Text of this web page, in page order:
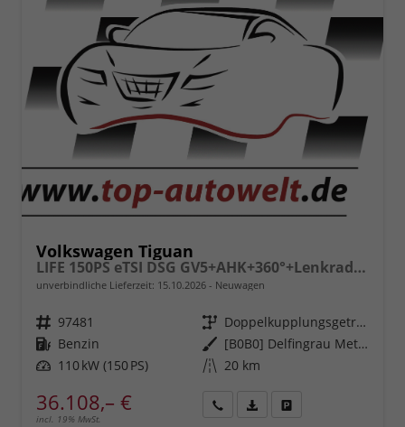
Volkswagen Tiguan
LIFE 150PS eTSI DSG GV5+AHK+360°+Lenkradheiz+IQ.Drive+ACC+App+eHeck+LED
unverbindliche Lieferzeit: 15.10.2026 Neuwagen
Fahrzeugnr. 97481 Getriebe
Doppelkupplungsgetriebe (DSG)
Kraftstoff Benzin Außenfarbe
[B0B0] Delfingrau Metallic
Leistung 110 kW (150 PS) Kilometerstand 20 km
36.108,– €
incl. 19% MwSt.